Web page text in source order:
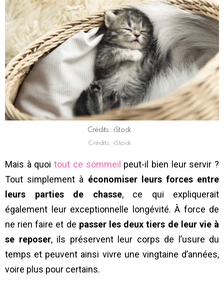
Crédits : iStock
Crédits : iStock
Mais à quoitout ce sommeil peut-il bien leur servir ?
Tout simplement à économiser leurs forces entre
leurs parties de chasse, ce qui expliquerait
également leur exceptionnelle longévité. À force de
ne rien faire et de passer les deux tiers de leur vie à
se reposer, ils préservent leur corps de l’usure du
temps et peuvent ainsi vivre une vingtaine d’années,
voire plus pour certains.